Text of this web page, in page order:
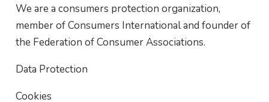
We are a consumers protection organization,
member of Consumers International and founder of
the Federation of Consumer Associations.
Data Protection
Cookies